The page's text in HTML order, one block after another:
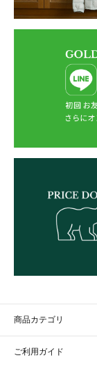
商品カテゴリ
ご利用ガイド